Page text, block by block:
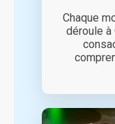
Chaque
déroule à